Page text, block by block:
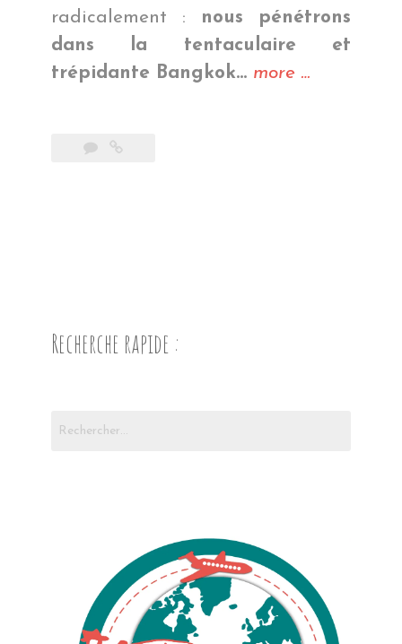
radicalement : nous pénétrons
dans la tentaculaire et
trépidante Bangkok… more « Bangkok
…
Recherche rapide :